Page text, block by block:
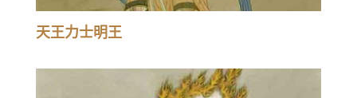
天王力士明王